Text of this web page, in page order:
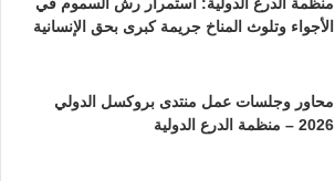
الأجواء وتلوث المناخ جريمة كبرى بحق الإنسانية
محاور وجلسات عمل منتدى بروكسل الدولي
2026 – منظمة الدرع الدولية